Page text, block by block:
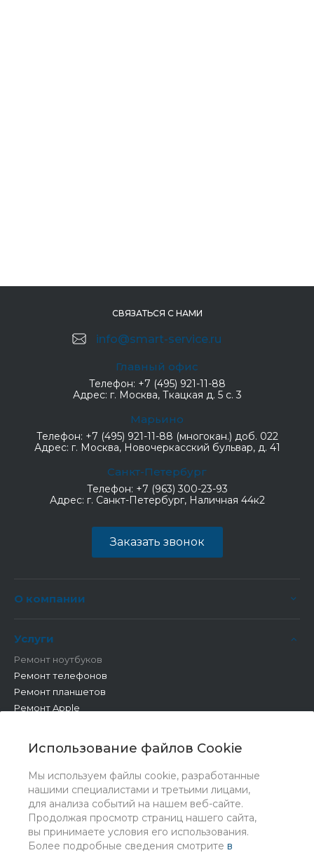
Использование файлов Cookie
Мы используем файлы cookie, разработанные
нашими специалистами и третьими лицами,
для анализа событий на нашем веб-сайте.
Продолжая просмотр страниц нашего сайта,
вы принимаете условия его использования.
Более подробные сведения смотрите в
СВЯЗАТЬСЯ С НАМИ
info@smart-service.ru
Главный офис
Телефон: +7 (495) 921-11-88
Адрес: г. Москва, Ткацкая д. 5 с. 3
Марьино
Телефон: +7 (495) 921-11-88 (многокан.) доб. 022
Адрес: г. Москва, Новочеркасский бульвар, д. 41
Санкт-Петербург
Телефон: +7 (963) 300-23-93
Адрес: г. Санкт-Петербург, Наличная 44к2
Заказать звонок
О компании
Услуги
Ремонт ноутбуков
Ремонт телефонов
Ремонт планшетов
Ремонт Apple